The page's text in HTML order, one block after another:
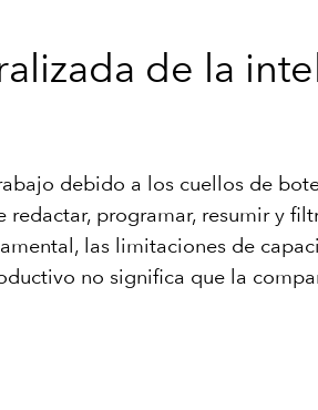
de la
debido a los cuellos de
redactar, programar, resumir y
las limitaciones de
no significa que la